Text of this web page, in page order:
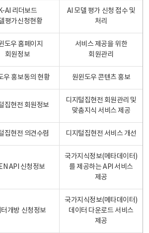
K-AI 리더보드
평가신청현황
AI 모델 평가 신청 접수 및
처리
도우 홈페이지
회원정보
서비스 제공을 위한
회원관리
우 홍보동의 현황 원윈도우 콘텐츠 홍보
집현전 회원정보
디지털집현전 회원관리 및
맞춤지식 서비스 제공
집현전 의견수렴 디지털집현전 서비스 개선
API 신청정보
국가지식정보(메타데이터)
를 제공하는 API 서비스
제공
개방 신청정보
국가지식정보(메타데이터)
데이터 다운로드 서비스
제공